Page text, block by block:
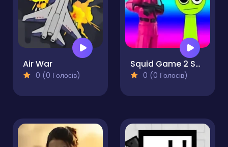
Air War
0 (0 Голосів)
Squid Game 2 Sprunki Shooter
0 (0 Голосів)